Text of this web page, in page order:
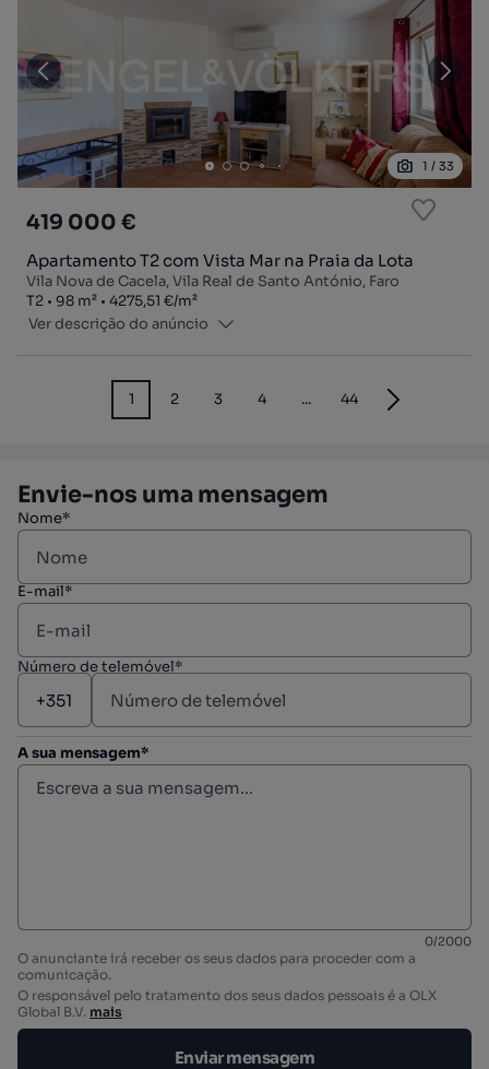
1 / 33
419 000 €
Apartamento T2 com Vista Mar na Praia da Lota
Vila Nova de Cacela, Vila Real de Santo António, Faro
Tipologia
T2
Zona98 m²
Preço por metro quadrado
4275,51 €/m²
Ver descrição do anúncio
1 2 3 4 ... 44
Envie-nos uma mensagem
Nome*
E-mail*
Número de telemóvel*
A sua mensagem*
0/2000
O anunciante irá receber os seus dados para proceder com a
comunicação.
O responsável pelo tratamento dos seus dados pessoais é a OLX
Global B.V. mais
Enviar mensagem